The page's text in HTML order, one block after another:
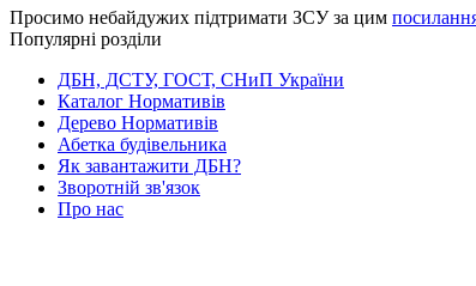
Просимо небайдужих підтримати ЗСУ за цим
Популярні розділи
ДБН, ДСТУ, ГОСТ, СНиП України
Каталог Нормативів
Дерево Нормативів
Абетка будівельника
Як завантажити ДБН?
Зворотній зв'язок
Про нас